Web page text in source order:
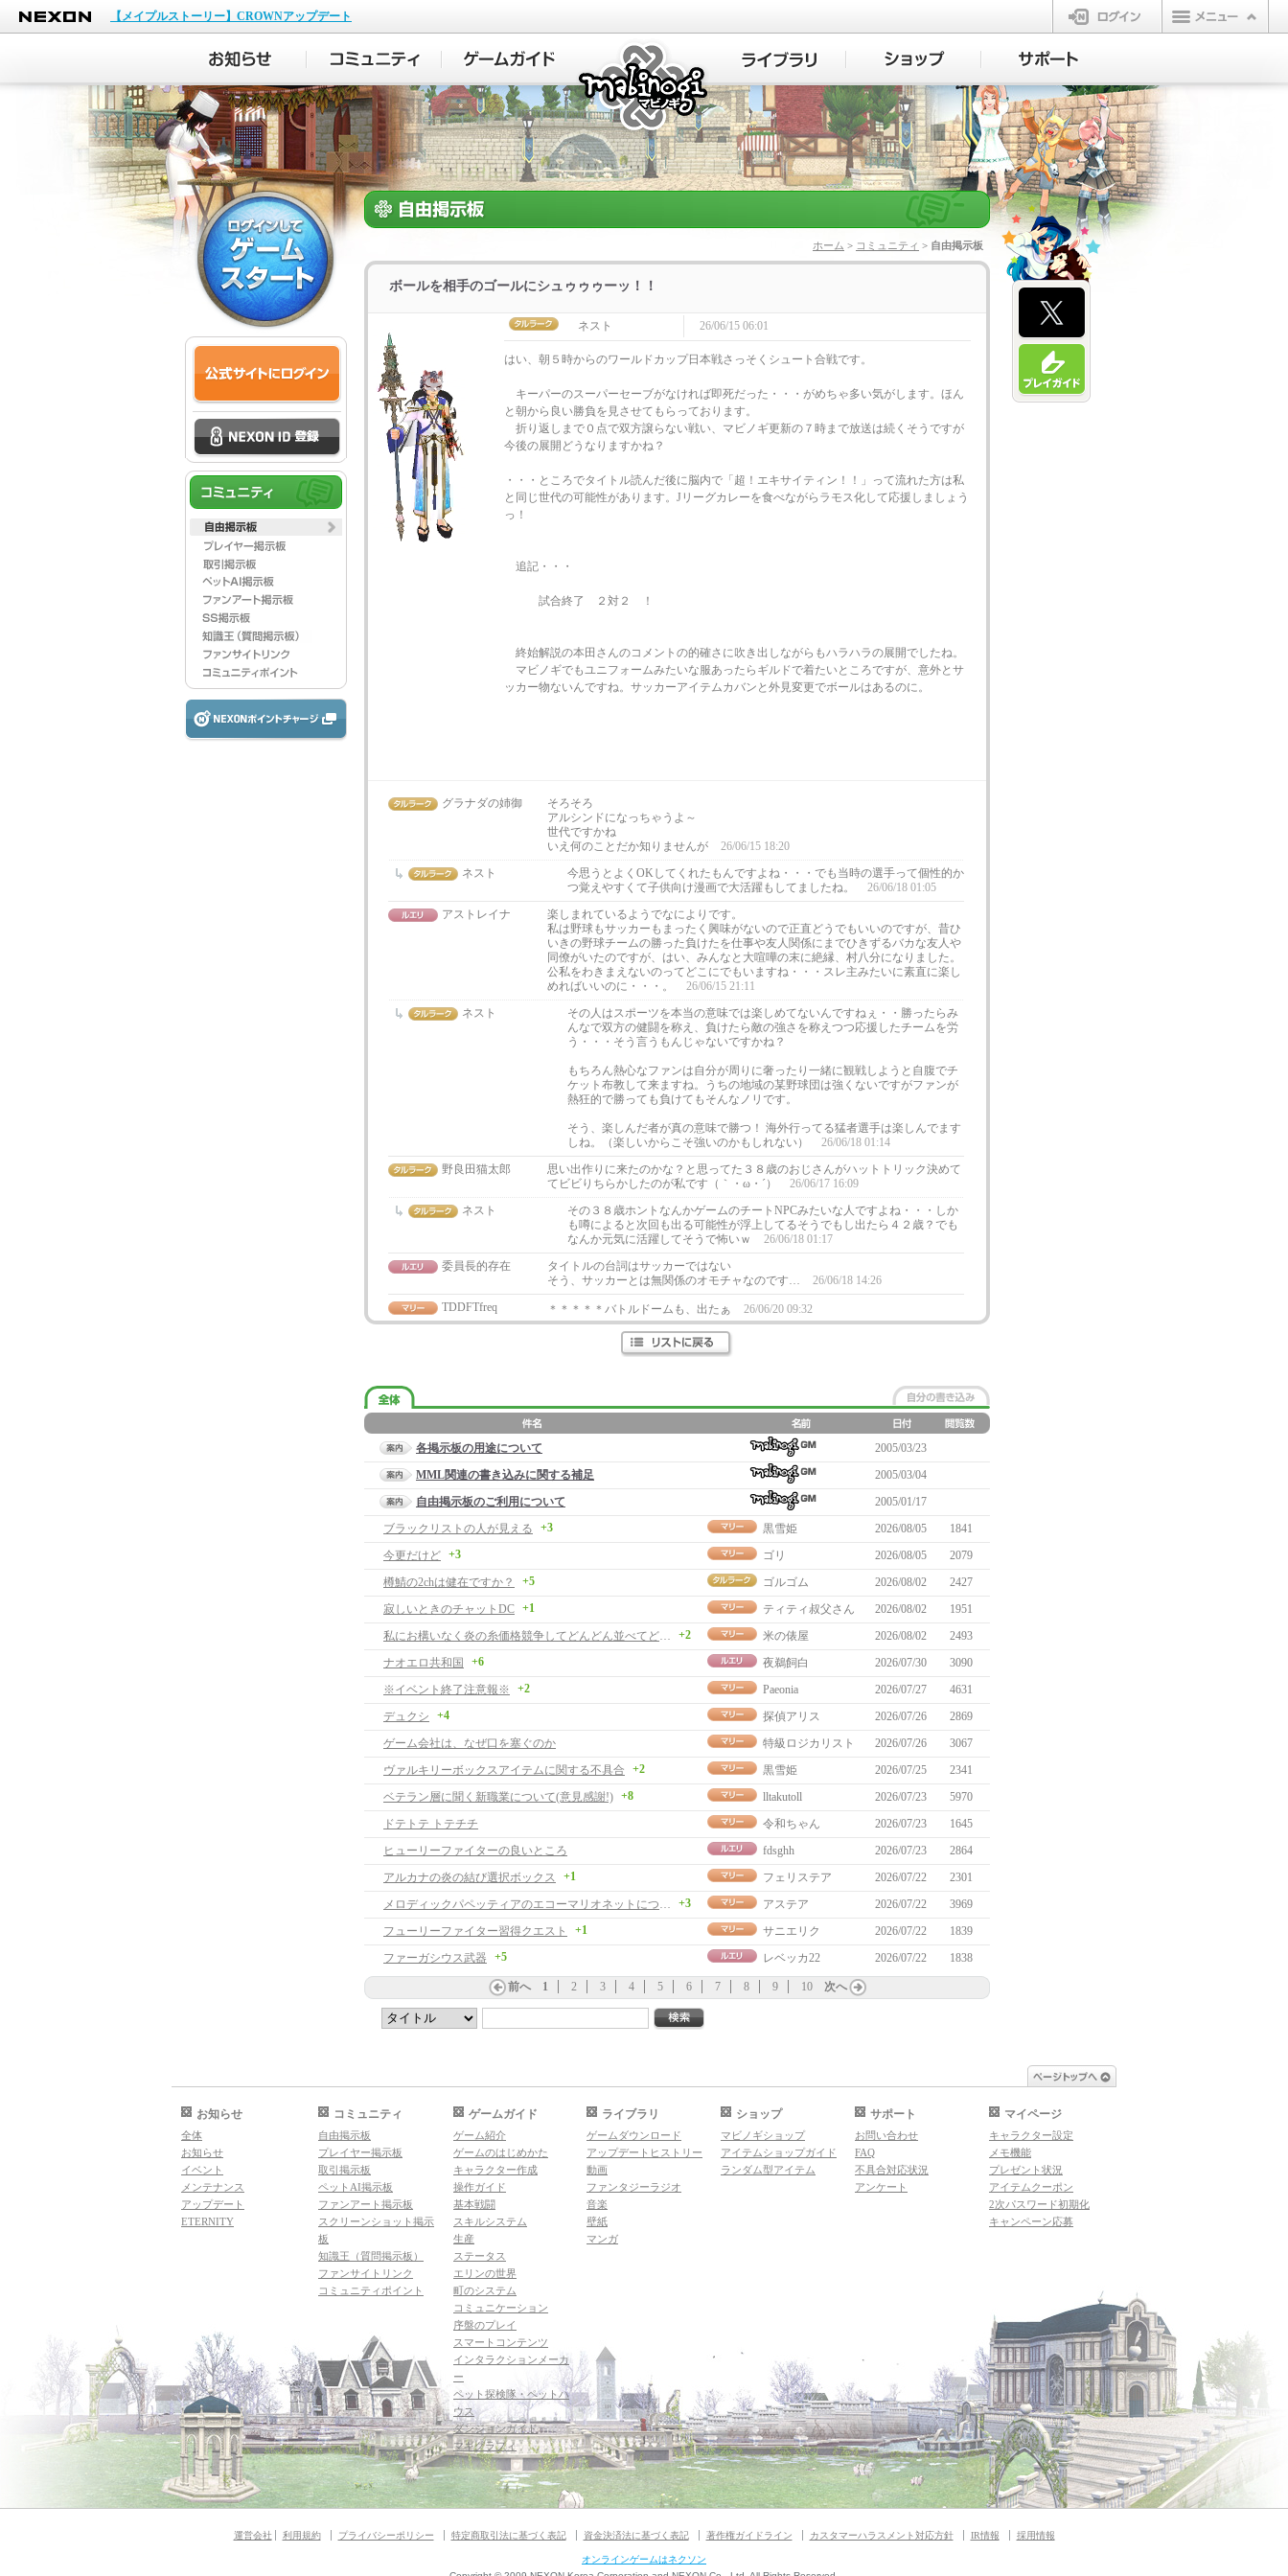
NEXON
【メイプルストーリー】CROWNアップデート
ログイン
マビノギ
ホーム > コミュニティ > 自由掲示板
ボールを相手のゴールにシュゥゥゥーッ！！
ネスト 26/06/15 06:01
はい、朝５時からのワールドカップ日本戦さっそくシュート合戦です。
キーパーのスーパーセーブがなければ即死だった・・・がめちゃ多い気がします。ほん
と朝から良い勝負を見させてもらっております。
折り返しまで０点で双方譲らない戦い、マビノギ更新の７時まで放送は続くそうですが
今後の展開どうなりますかね？
・・・ところでタイトル読んだ後に脳内で「超！エキサイティン！！」って流れた方は私
と同じ世代の可能性があります。Jリーグカレーを食べながらラモス化して応援しましょう
っ！
追記・・・
試合終了 ２対２ ！
終始解説の本田さんのコメントの的確さに吹き出しながらもハラハラの展開でしたね。
マビノギでもユニフォームみたいな服あったらギルドで着たいところですが、意外とサ
ッカー物ないんですね。サッカーアイテムカバンと外見変更でボールはあるのに。
グラナダの姉御
そろそろ
アルシンドになっちゃうよ～
世代ですかね
いえ何のことだか知りませんが
26/06/15 18:20
ネスト
今思うとよくOKしてくれたもんですよね・・・でも当時の選手って個性的か
つ覚えやすくて子供向け漫画で大活躍もしてましたね。
26/06/18 01:05
アストレイナ
楽しまれているようでなによりです。
私は野球もサッカーもまったく興味がないので正直どうでもいいのですが、昔ひ
いきの野球チームの勝った負けたを仕事や友人関係にまでひきずるバカな友人や
同僚がいたのですが、はい、みんなと大喧嘩の末に絶縁、村八分になりました。
公私をわきまえないのってどこにでもいますね・・・スレ主みたいに素直に楽し
めればいいのに・・・。
26/06/15 21:11
ネスト
その人はスポーツを本当の意味では楽しめてないんですねぇ・・勝ったらみ
んなで双方の健闘を称え、負けたら敵の強さを称えつつ応援したチームを労
う・・・そう言うもんじゃないですかね？
もちろん熱心なファンは自分が周りに奢ったり一緒に観戦しようと自腹でチ
ケット布教して来ますね。うちの地域の某野球団は強くないですがファンが
熱狂的で勝っても負けてもそんなノリです。
そう、楽しんだ者が真の意味で勝つ！ 海外行ってる猛者選手は楽しんでます
しね。（楽しいからこそ強いのかもしれない）
26/06/18 01:14
野良田猫太郎
思い出作りに来たのかな？と思ってた３８歳のおじさんがハットトリック決めて
てビビりちらかしたのが私です（｀・ω・´）
26/06/17 16:09
ネスト
その３８歳ホントなんかゲームのチートNPCみたいな人ですよね・・・しか
も噂によると次回も出る可能性が浮上してるそうでもし出たら４２歳？でも
なんか元気に活躍してそうで怖いｗ
26/06/18 01:17
委員長的存在
タイトルの台詞はサッカーではない
そう、サッカーとは無関係のオモチャなのです…
26/06/18 14:26
TDDFTfreq
＊＊＊＊＊バトルドームも、出たぁ 26/06/20 09:32
各掲示板の用途について
2005/03/23
MML関連の書き込みに関する補足
2005/03/04
自由掲示板のご利用について
2005/01/17
ブラックリストの人が見える
+3 黒雪姫 2026/08/05
1841
今更だけど +3 ゴリ 2026/08/05
2079
樽鯖の2chは健在ですか？
+5 ゴルゴム 2026/08/02
2427
寂しいときのチャットDC +1 ティティ叔父さん 2026/08/02
1951
私にお構いなく炎の糸価格競争してどんどん並べてどうぞ。
+2 米の俵屋 2026/08/02
2493
ナオエロ共和国
+6 夜鵜飼白 2026/07/30
3090
※イベント終了注意報※
+2 Paeonia 2026/07/27
4631
デュクシ
+4 探偵アリス 2026/07/26
2869
ゲーム会社は、なぜ口を塞ぐのか
特級ロジカリスト 2026/07/26
3067
ヴァルキリーボックスアイテムに関する不具合
+2 黒雪姫 2026/07/25
2341
ベテラン層に聞く新職業について(意見感謝!) +8 lltakutoll 2026/07/23
5970
ドテトテ トテチチ
令和ちゃん 2026/07/23
1645
ヒューリーファイターの良いところ
fdsghh 2026/07/23
2864
アルカナの炎の結び選択ボックス
+1 フェリステア 2026/07/22
2301
メロディックパペッティアのエコーマリオネットについて
+3 アステア 2026/07/22
3969
フューリーファイター習得クエスト
+1 サニエリク 2026/07/22
1839
ファーガシウス武器
+5 レベッカ22 2026/07/22 1838
前へ 1 2 3 4 5 6 7 8 9 10 次へ
お知らせ
全体
お知らせ
イベント
メンテナンス
アップデート
ETERNITY
コミュニティ
自由掲示板
プレイヤー掲示板
取引掲示板
ペットAI掲示板
ファンアート掲示板
スクリーンショット掲示
板
知識王（質問掲示板）
ファンサイトリンク
コミュニティポイント
ゲームガイド
ゲーム紹介
ゲームのはじめかた
キャラクター作成
操作ガイド
基本戦闘
スキルシステム
生産
ステータス
エリンの世界
町のシステム
コミュニケーション
序盤のプレイ
スマートコンテンツ
インタラクションメーカ
ー
ペット探検隊・ペットハ
ウス
ダンジョンガイド
マギグラフィ
ライブラリ
ゲームダウンロード
アップデートヒストリー
動画
ファンタジーラジオ
音楽
壁紙
マンガ
ショップ
マビノギショップ
アイテムショップガイド
ランダム型アイテム
サポート
お問い合わせ
FAQ
不具合対応状況
アンケート
マイページ
キャラクター設定
メモ機能
プレゼント状況
アイテムクーポン
2次パスワード初期化
キャンペーン応募
運営会社 利用規約 プライバシーポリシー 特定商取引法に基づく表記 資金決済法に基づく表記 著作権ガイドライン カスタマーハラスメント対応方針 IR情報 採用情報
オンラインゲームはネクソン